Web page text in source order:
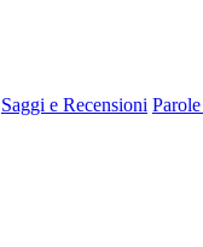
Saggi e Recensioni